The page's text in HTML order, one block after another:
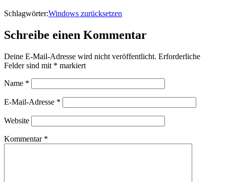
Schlagwörter:Windows zurücksetzen
Schreibe einen Kommentar
Deine E-Mail-Adresse wird nicht veröffentlicht. Erforderliche
Felder sind mit * markiert
Name *
E-Mail-Adresse *
Website
Kommentar *